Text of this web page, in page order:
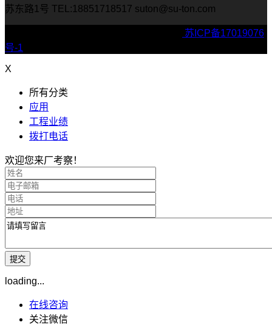
苏东路1号 TEL:18851718517 suton@su-ton.com
苏ICP备17019076
号-1
X
所有分类
应用
工程业绩
拨打电话
欢迎您来厂考察！
loading...
在线咨询
关注微信